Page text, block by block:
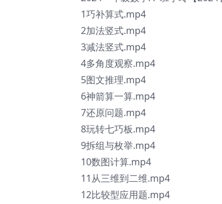
1巧补算式.mp4
2加法竖式.mp4
3减法竖式.mp4
4多角度观察.mp4
5图文推理.mp4
6神箭算一算.mp4
7还原问题.mp4
8玩转七巧板.mp4
9拆组与枚举.mp4
10数图计算.mp4
11从三维到二维.mp4
12比较型应用题.mp4